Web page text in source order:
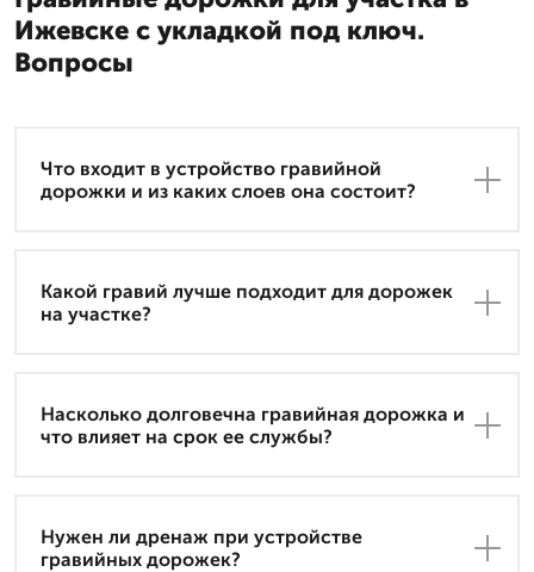
Ижевске с укладкой под ключ.
Вопросы
Что входит в устройство гравийной
дорожки и из каких слоев она состоит?
Какой гравий лучше подходит для дорожек
на участке?
Насколько долговечна гравийная дорожка и
что влияет на срок ее службы?
Нужен ли дренаж при устройстве
гравийных дорожек?